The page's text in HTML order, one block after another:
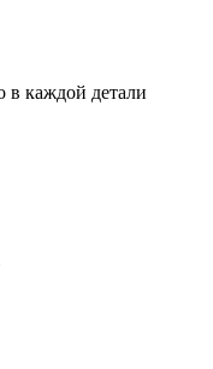
в каждой детали